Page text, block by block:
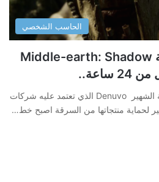
الحاسب الشخصي
كسر حماية لعبة Middle-earth: Shadow
يبدو ان برنامج الحماية الشهير Denuvo الذي تعتمد عليه شركات
لحماية منتجاتها من السرقة اصبح خط…